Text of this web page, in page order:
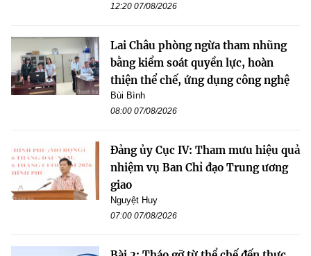
12:20 07/08/2026
Lai Châu phòng ngừa tham nhũng
bằng kiểm soát quyền lực, hoàn
thiện thể chế, ứng dụng công nghệ
Bùi Bình
08:00 07/08/2026
Đảng ủy Cục IV: Tham mưu hiệu quả
nhiệm vụ Ban Chỉ đạo Trung ương
giao
Nguyệt Huy
07:00 07/08/2026